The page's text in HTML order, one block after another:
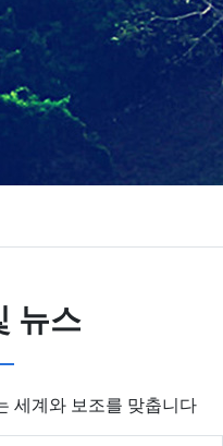
뉴스
세계와 보조를 맞춥니다